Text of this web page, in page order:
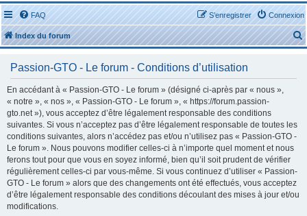
FAQ Connexion
S’enregistrer
Index du forum
e
Passion-GTO - Le forum - Conditions d’utilisation
En accédant à « Passion-GTO - Le forum » (désigné ci-après par « nous »,
« notre », « nos », « Passion-GTO - Le forum », « https://forum.passion-
gto.net »), vous acceptez d’être légalement responsable des conditions
suivantes. Si vous n’acceptez pas d’être légalement responsable de toutes les
conditions suivantes, alors n’accédez pas et/ou n’utilisez pas « Passion-GTO -
Le forum ». Nous pouvons modifier celles-ci à n’importe quel moment et nous
ferons tout pour que vous en soyez informé, bien qu’il soit prudent de vérifier
régulièrement celles-ci par vous-même. Si vous continuez d’utiliser « Passion-
GTO - Le forum » alors que des changements ont été effectués, vous acceptez
d’être légalement responsable des conditions découlant des mises à jour et/ou
modifications.